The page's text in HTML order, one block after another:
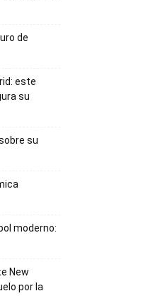
de
este
su
su
moderno:
New
por la